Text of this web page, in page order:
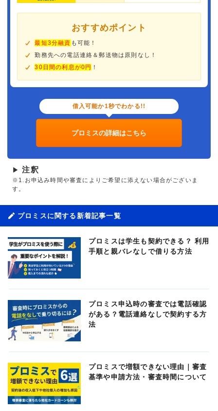
おすすめポイント
最短3分融資 も可能！
勤務先への電話連絡＆郵送物は原則なし！
30日間の利息が0円 ！
借入可能か1秒でわかる!!
プロミスの詳細はこちら
▶ 注釈
※1.お申込み時間や審査によりご希望に添えない場合がございま
す。
プロミスに関する新着記事一覧
プロミスは学生も契約できる？ 利用
手順と親バレなしで借りる方法
プロミス申込時の審査では電話確認
がある？電話連絡なしで契約する方
法
プロミスで増額できない理由｜審査
基準や申請方法・審査時間について